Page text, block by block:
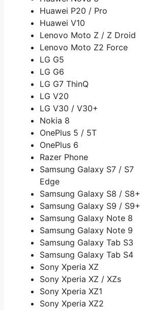
Huawei P20 / Pro
Huawei V10
Lenovo Moto Z / Z Droid
Lenovo Moto Z2 Force
LG G5
LG G6
LG G7 ThinQ
LG V20
LG V30 / V30+
Nokia 8
OnePlus 5 / 5T
OnePlus 6
Razer Phone
Samsung Galaxy S7 / S7
Edge
Samsung Galaxy S8 / S8+
Samsung Galaxy S9 / S9+
Samsung Galaxy Note 8
Samsung Galaxy Note 9
Samsung Galaxy Tab S3
Samsung Galaxy Tab S4
Sony Xperia XZ
Sony Xperia XZ / XZs
Sony Xperia XZ1
Sony Xperia XZ2